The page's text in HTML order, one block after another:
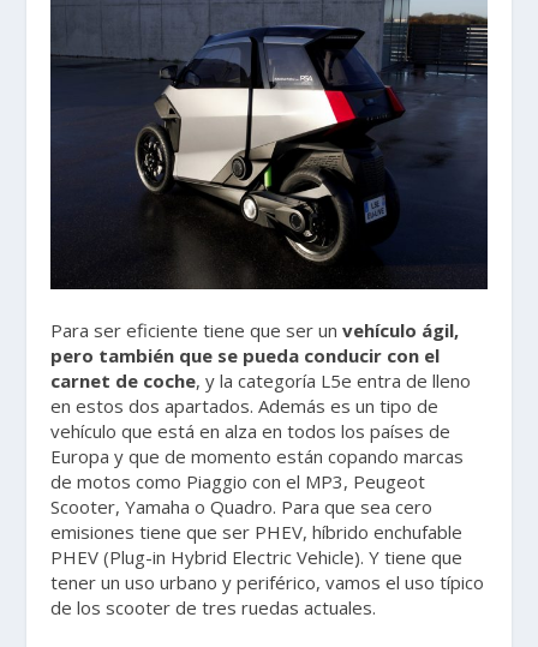
Para ser eficiente tiene que ser unvehículo ágil,
pero también que se pueda conducir con el
carnet de coche, y la categoría L5e entra de lleno
en estos dos apartados. Además es un tipo de
vehículo que está en alza en todos los países de
Europa y que de momento están copando marcas
de motos como Piaggio con el MP3, Peugeot
Scooter, Yamaha o Quadro. Para que sea cero
emisiones tiene que ser PHEV, híbrido enchufable
PHEV (Plug-in Hybrid Electric Vehicle). Y tiene que
tener un uso urbano y periférico, vamos el uso típico
de los scooter de tres ruedas actuales.